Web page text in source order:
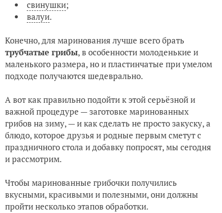
свинушки;
валуи.
Конечно, для маринования лучше всего брать
трубчатые грибы, в особенности молоденькие и
маленького размера, но и пластинчатые при умелом
подходе получаются шедеврально.
А вот как правильно подойти к этой серьёзной и
важной процедуре — заготовке маринованных
грибов на зиму, — и как сделать не просто закуску, а
блюдо, которое друзья и родные первым сметут с
праздничного стола и добавку попросят, мы сегодня
и рассмотрим.
Чтобы маринованные грибочки получились
вкусными, красивыми и полезными, они должны
пройти несколько этапов обработки.